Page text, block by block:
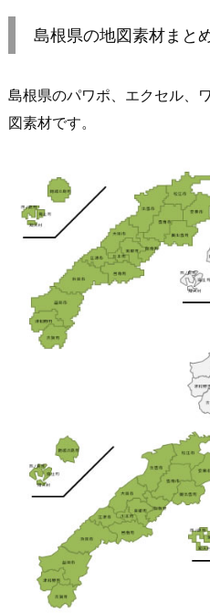
島根県の地図素材まと
島根県のパワポ、エクセル、
図素材です。